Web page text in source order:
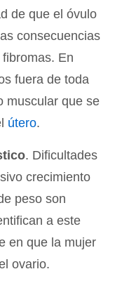
de que el óvulo
consecuencias
En
fuera de toda
muscular que se
útero.
. Dificultades
crecimiento
peso son
a este
en que la mujer
ovario.